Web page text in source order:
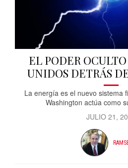
EL PODER
UNIDOS DETRÁS
La energía es el nuevo sistema
Washington actúa como
JULIO 21,